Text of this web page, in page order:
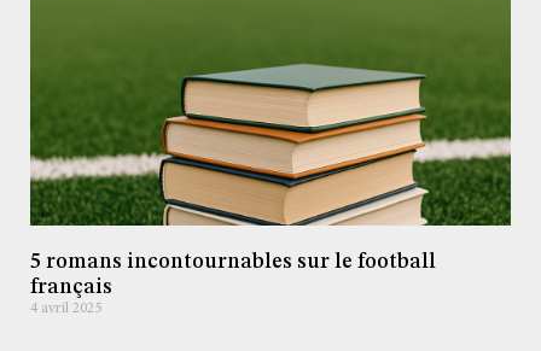
5 romans incontournables sur le football
français
4 avril 2025